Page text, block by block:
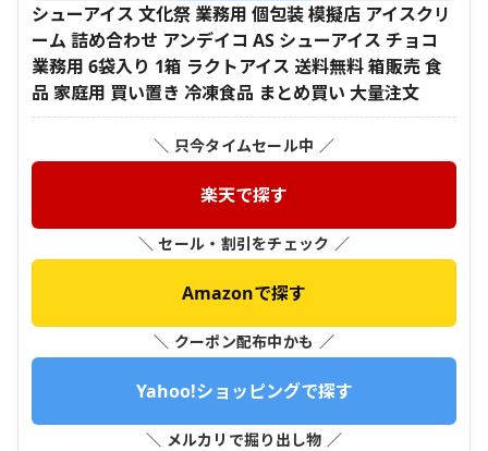
シューアイス 文化祭 業務用 個包装 模擬店 アイスクリ
ーム 詰め合わせ アンデイコ AS シューアイス チョコ
業務用 6袋入り 1箱 ラクトアイス 送料無料 箱販売 食
品 家庭用 買い置き 冷凍食品 まとめ買い 大量注文
＼ 只今タイムセール中 ／
楽天で探す
＼ セール・割引をチェック ／
Amazonで探す
＼ クーポン配布中かも ／
Yahoo!ショッピングで探す
＼ メルカリで掘り出し物 ／